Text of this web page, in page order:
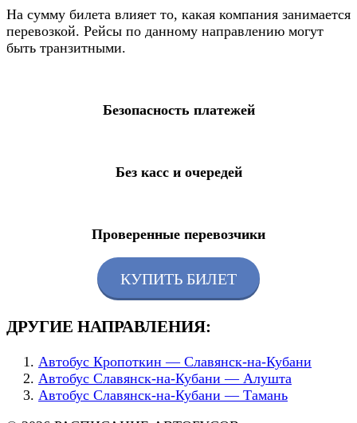
На сумму билета влияет то, какая компания занимается
перевозкой. Рейсы по данному направлению могут
быть транзитными.
Безопасность платежей
Без касс и очередей
Проверенные перевозчики
КУПИТЬ БИЛЕТ
ДРУГИЕ НАПРАВЛЕНИЯ:
Автобус Кропоткин — Славянск-на-Кубани
Автобус Славянск-на-Кубани — Алушта
Автобус Славянск-на-Кубани — Тамань